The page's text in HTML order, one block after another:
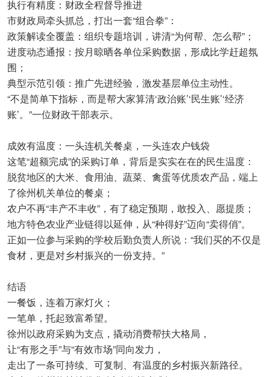
执行有精度：财政全程督导推进
市财政局牵头抓总，打出一套“组合拳”：
政策解读全覆盖：组织专题培训，讲清“为何帮、怎么帮”；
进度动态通报：按月晾晒各单位采购数据，形成比学赶超氛
围；
典型示范引领：推广先进经验，激发基层单位主动性。
“不是简单下指标，而是帮大家算清‘政治账’‘民生账’‘经济
账’。”一位财政干部表示。
成效有温度：一头连机关餐桌，一头连农户钱袋
这笔“超额完成”的采购订单，背后是实实在在的民生温度：
脱贫地区的大米、食用油、蔬菜、禽蛋等优质农产品，端上
了徐州机关单位的餐桌；
农户不再“丰产不丰收”，有了稳定预期，敢投入、愿提质；
地方特色农业产业链得以延伸，从“种得好”迈向“卖得俏”。
正如一位参与采购的学校后勤负责人所说：“我们买的不仅是
食材，更是对乡村振兴的一份支持。”
结语
一餐饭，连着万家灯火；
一笔单，托起致富希望。
徐州以政府采购为支点，撬动消费帮扶大格局，
让“有形之手”与“有效市场”同向发力，
走出了一条可持续、可复制、有温度的乡村振兴新路径。